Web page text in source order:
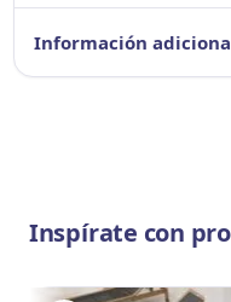
Información
Inspírate con